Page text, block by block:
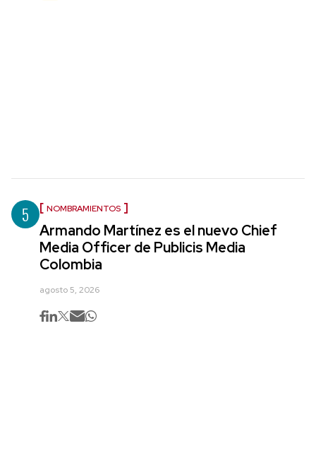
5 NOMBRAMIENTOS
Armando Martínez es el nuevo Chief
Media Officer de Publicis Media
Colombia
agosto 5, 2026